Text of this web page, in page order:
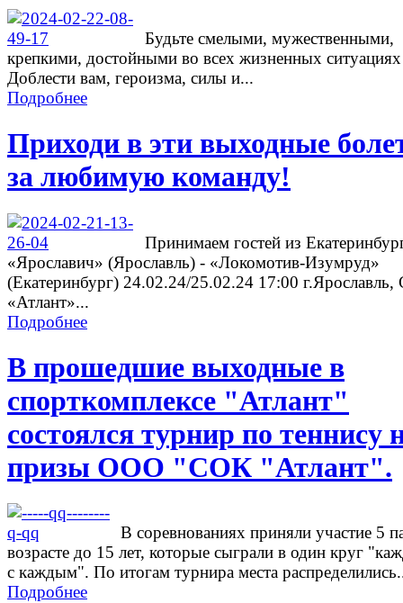
Будьте смелыми, мужественными,
крепкими, достойными во всех жизненных
Доблести вам, героизма, силы и...
Подробнее
Приходи в эти выходные
за любимую команду!
Принимаем гостей из
«Ярославич» (Ярославль) - «Локомотив-Изумруд»
(Екатеринбург) 24.02.24/25.02.24 17:00
«Атлант»...
Подробнее
В прошедшие выходные в
спорткомплексе "Атлант"
состоялся турнир по теннису
призы ООО "СОК "Атлант".
В соревнованиях приняли участие 5
возрасте до 15 лет, которые сыграли в один круг
с каждым". По итогам турнира места
Подробнее